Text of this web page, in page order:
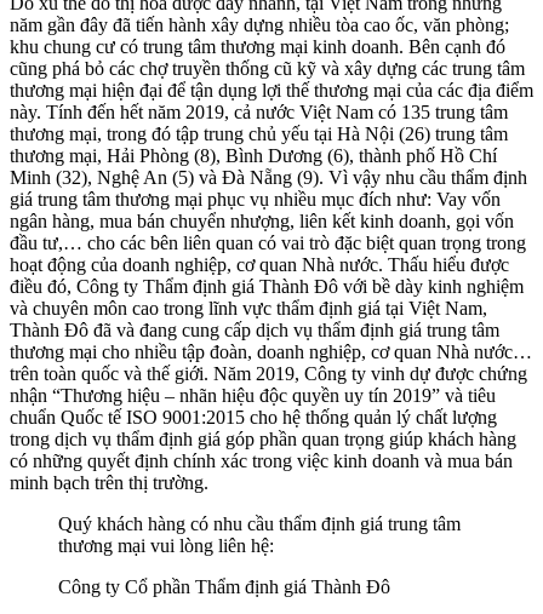
năm gần đây đã tiến hành xây dựng nhiều tòa cao ốc, văn phòng;
khu chung cư có trung tâm thương mại kinh doanh. Bên cạnh đó
cũng phá bỏ các chợ truyền thống cũ kỹ và xây dựng các trung tâm
thương mại hiện đại để tận dụng lợi thế thương mại của các địa điểm
này. Tính đến hết năm 2019, cả nước Việt Nam có 135 trung tâm
thương mại, trong đó tập trung chủ yếu tại Hà Nội (26) trung tâm
thương mại, Hải Phòng (8), Bình Dương (6), thành phố Hồ Chí
Minh (32), Nghệ An (5) và Đà Nẵng (9). Vì vậy nhu cầu thẩm định
giá trung tâm thương mại phục vụ nhiều mục đích như: Vay vốn
ngân hàng, mua bán chuyển nhượng, liên kết kinh doanh, gọi vốn
đầu tư,… cho các bên liên quan có vai trò đặc biệt quan trọng trong
hoạt động của doanh nghiệp, cơ quan Nhà nước. Thấu hiểu được
điều đó, Công ty Thẩm định giá Thành Đô với bề dày kinh nghiệm
và chuyên môn cao trong lĩnh vực thẩm định giá tại Việt Nam,
Thành Đô đã và đang cung cấp dịch vụ thẩm định giá trung tâm
thương mại cho nhiều tập đoàn, doanh nghiệp, cơ quan Nhà nước…
trên toàn quốc và thế giới. Năm 2019, Công ty vinh dự được chứng
nhận “Thương hiệu – nhãn hiệu độc quyền uy tín 2019” và tiêu
chuẩn Quốc tế ISO 9001:2015 cho hệ thống quản lý chất lượng
trong dịch vụ thẩm định giá góp phần quan trọng giúp khách hàng
có những quyết định chính xác trong việc kinh doanh và mua bán
minh bạch trên thị trường.
Quý khách hàng có nhu cầu thẩm định giá trung tâm
thương mại vui lòng liên hệ:
Công ty Cổ phần Thẩm định giá Thành Đô